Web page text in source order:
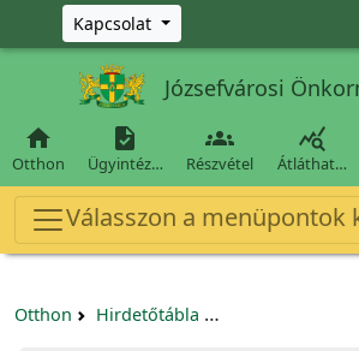
Ugrás a fő tartalomra
Kapcsolat
Józsefvárosi

Otthon

Ügyintéz…

Részvétel

Átláthat…
Válasszon a menüpontok
Otthon Hirdetőtábla